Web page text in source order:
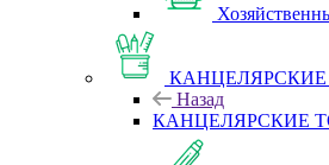
Назад
КАНЦЕЛЯРСКИЕ